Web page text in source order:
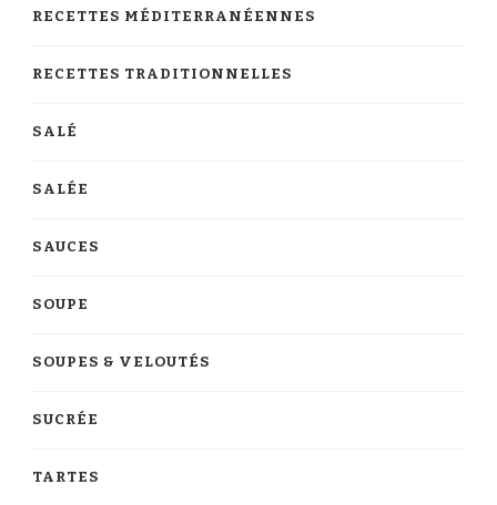
RECETTES MÉDITERRANÉENNES
RECETTES TRADITIONNELLES
SALÉ
SALÉE
SAUCES
SOUPE
SOUPES & VELOUTÉS
SUCRÉE
TARTES